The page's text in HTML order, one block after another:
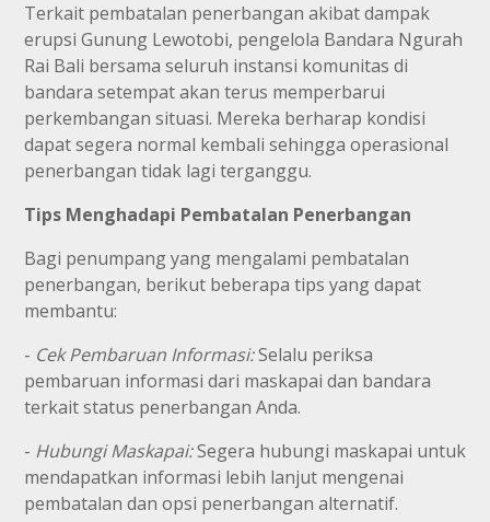
Terkait pembatalan penerbangan akibat dampak
erupsi Gunung Lewotobi, pengelola Bandara Ngurah
Rai Bali bersama seluruh instansi komunitas di
bandara setempat akan terus memperbarui
perkembangan situasi. Mereka berharap kondisi
dapat segera normal kembali sehingga operasional
penerbangan tidak lagi terganggu.
Tips Menghadapi Pembatalan Penerbangan
Bagi penumpang yang mengalami pembatalan
penerbangan, berikut beberapa tips yang dapat
membantu:
- Cek Pembaruan Informasi:Selalu periksa
pembaruan informasi dari maskapai dan bandara
terkait status penerbangan Anda.
- Hubungi Maskapai:Segera hubungi maskapai untuk
mendapatkan informasi lebih lanjut mengenai
pembatalan dan opsi penerbangan alternatif.